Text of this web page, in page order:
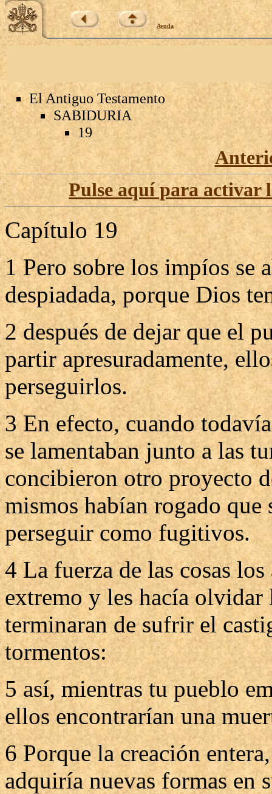
Ayuda
El Antiguo Testamento
SABIDURIA
19
Pulse aquí para activar
Capítulo 19
1 Pero sobre los impíos se
despiadada, porque Dios
2 después de dejar que el
partir apresuradamente,
perseguirlos.
3 En efecto, cuando
se lamentaban junto a las
concibieron otro proyecto
mismos habían rogado que
perseguir como fugitivos.
4 La fuerza de las cosas
extremo y les hacía olvidar
terminaran de sufrir el
tormentos:
5 así, mientras tu pueblo
ellos encontrarían una
6 Porque la creación
adquiría nuevas formas en